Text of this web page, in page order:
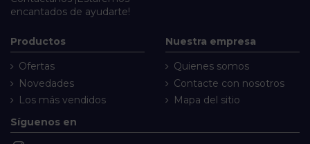
encantados de ayudarte!
Productos
Ofertas
Novedades
Los más vendidos
Nuestra empresa
Quienes somos
Contacte con nosotros
Mapa del sitio
Síguenos en